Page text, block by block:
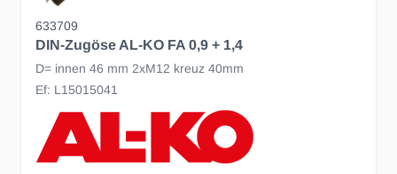
633709
DIN-Zugöse AL-KO FA 0,9 + 1,4
D= innen 46 mm 2xM12 kreuz 40mm
Ef: L15015041